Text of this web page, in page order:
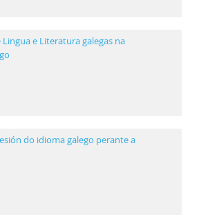
e Literatura galegas na
do idioma galego perante a